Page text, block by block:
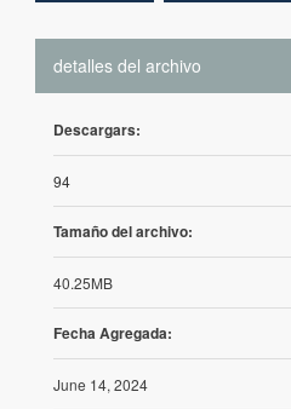
detalles del archivo
Descargars:
94
Tamaño del archivo:
40.25MB
Fecha Agregada:
June 14, 2024